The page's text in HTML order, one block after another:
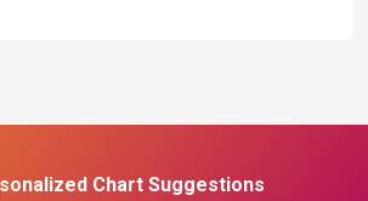
Chart Suggestions